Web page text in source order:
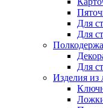
Для
Для
Для
Изделия из